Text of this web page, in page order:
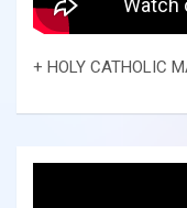
+ HOLY CATHOLIC